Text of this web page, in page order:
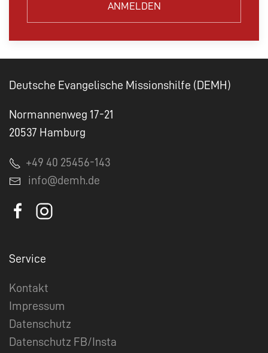
ANMELDEN
Deutsche Evangelische Missionshilfe (DEMH)
Normannenweg 17-21
20537 Hamburg
+49 40 25456-143
info@demh.de
Service
Kontakt
Impressum
Datenschutz
Datenschutz FB/Insta